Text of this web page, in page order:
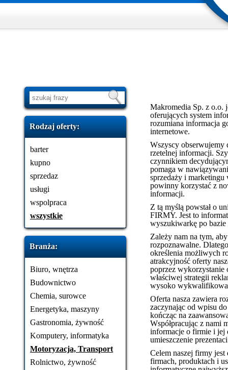
Rodzaj oferty:
barter
kupno
sprzedaz
usługi
wspolpraca
wszystkie
Branża:
Biuro, wnętrza
Budownictwo
Chemia, surowce
Energetyka, maszyny
Gastronomia, żywność
Komputery, informatyka
Motoryzacja, Transport
Rolnictwo, żywność
Makromedia Sp. z o.o.
oferujących system
rozumiana informacja
internetowe.
Wszyscy obserwujemy
rzetelnej informacji.
czynnikiem
pomaga w
sprzedaży i
powinny korzystać z
informacji.
Z tą myślą powstał o
FIRMY. Jest to
wyszukiwarkę po bazie
Zależy nam na tym,
rozpoznawalne.
określenia możliwych
atrakcyjność oferty
poprzez wykorzystanie
właściwej strategii
wysoko
Oferta nasza zawiera
zaczynając od wpisu
kończąc na
Współpracując z nami
informacje o firmie i jej
umieszczenie
Celem naszej firmy
firmach, produktach i